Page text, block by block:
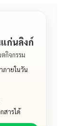
ก่นลิงก์
ตกิจกรรม
ภายในวัน
สารได้